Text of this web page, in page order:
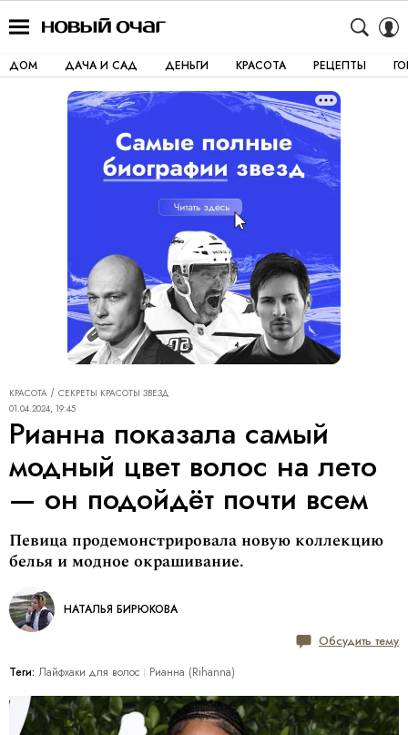
ДОМ ДАЧА И САД ДЕНЬГИ КРАСОТА РЕЦЕПТЫ
КРАСОТА
СЕКРЕТЫ КРАСОТЫ ЗВЕЗД
01.04.2024, 19:45
Рианна показала самый
модный цвет волос на лето
— он подойдёт почти всем
Певица продемонстрировала новую коллекцию
белья и модное окрашивание.
НАТАЛЬЯ БИРЮКОВА
Обсудить тему
Теги: Лайфхаки для волос Рианна (Rihanna)